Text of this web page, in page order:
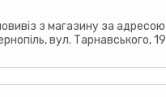
з магазину за адресою
вул. Тарнавського, 19